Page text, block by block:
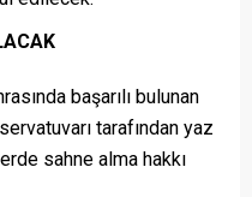
başarılı bulunan
tarafından yaz
sahne alma hakkı